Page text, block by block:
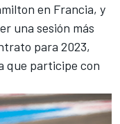
en Francia, y
una sesión más
para 2023,
que participe con